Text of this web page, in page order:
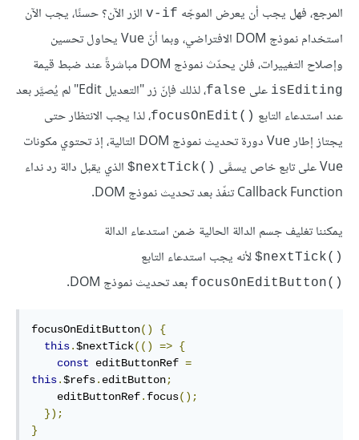
المرجع، فهل يجب أن يعرض الموجّه v-if الزر الآن؟ حسنًا، يجب الآن
استخدام نموذج DOM الافتراضي، وبما أنّ Vue يحاول تحسين
وإصلاح التغييرات، فلن يحدّث نموذج DOM مباشرةً عند ضبط قيمة
isEditing على false
، لذلك فإنّ زر "التعديل Edit" لم يُصيَّر بعد
عند استدعاء التابع focusOnEdit()‎، لذا يجب الانتظار حتى
يجتاز إطار Vue دورة تحديث نموذج DOM التالية، إذ تحتوي مكونات
Vue على تابع خاص يسمَّى
‎$nextTick()‎ الذي يقبل دالة رد نداء
Callback Function تنفّذ بعد تحديث نموذج DOM.
يمكننا تغليف جسم الدالة الحالية ضمن استدعاء الدالة
‎$nextTick()‎ لأنه يجب استدعاء التابع
focusOnEditButton()‎ بعد تحديث نموذج DOM.
focusOnEditButton()
{
this.$nextTick(() => {
const editButtonRef =
this.$refs. editButton;
    editButtonRef
. focus();
});
}